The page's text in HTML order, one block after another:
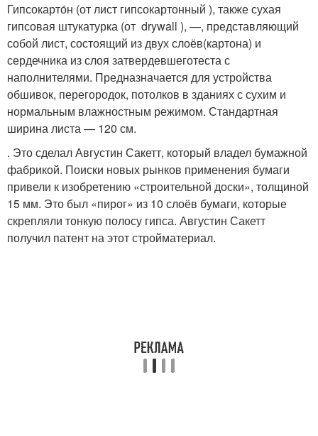
Гипсокарто́н (от лист гипсокартонный ), также сухая
гипсовая штукатурка (от drywall ), —, представляющий
собой лист, состоящий из двух слоёв(картона) и
сердечника из слоя затвердевшеготеста с
наполнителями. Предназначается для устройства
обшивок, перегородок, потолков в зданиях с сухим и
нормальным влажностным режимом. Стандартная
ширина листа — 120 см.
. Это сделал Августин Сакетт, который владел бумажной
фабрикой. Поиски новых рынков применения бумаги
привели к изобретению «строительной доски», толщиной
15 мм. Это был «пирог» из 10 слоёв бумаги, которые
скрепляли тонкую полосу гипса. Августин Сакетт
получил патент на этот стройматериал.